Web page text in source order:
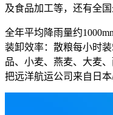
及食品加工等，还有全
全年平均降雨量约
装卸效率：散粮每小时
品、小麦、燕麦、大麦
把远洋航运公司来自日